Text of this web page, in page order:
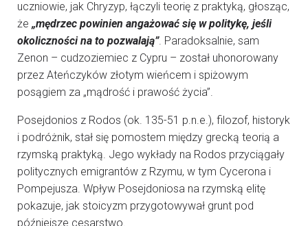
uczniowie, jak Chryzyp, łączyli teorię z praktyką, głosząc,
że „mędrzec powinien angażować się w politykę, jeśli
okoliczności na to pozwalają”. Paradoksalnie, sam
Zenon – cudzoziemiec z Cypru – został uhonorowany
przez Ateńczyków złotym wieńcem i spiżowym
posągiem za „mądrość i prawość życia”.
Posejdonios z Rodos (ok. 135-51 p.n.e.), filozof, historyk
i podróżnik, stał się pomostem między grecką teorią a
rzymską praktyką. Jego wykłady na Rodos przyciągały
politycznych emigrantów z Rzymu, w tym Cycerona i
Pompejusza. Wpływ Posejdoniosa na rzymską elitę
pokazuje, jak stoicyzm przygotowywał grunt pod
późniejsze cesarstwo.